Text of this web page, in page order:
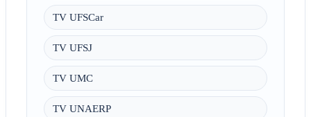
TV UFSCar
TV UFSJ
TV UMC
TV UNAERP